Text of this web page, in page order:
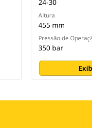
24-30
Altura
455 mm
Pressão de
350 bar